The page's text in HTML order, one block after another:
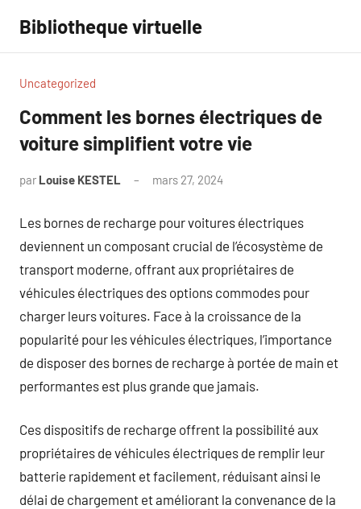
contenu
Bibliotheque virtuelle
Uncategorized
Comment les bornes électriques de
voiture simplifient votre vie
par Louise KESTEL mars 27, 2024
Les bornes de recharge pour voitures électriques
deviennent un composant crucial de l’écosystème de
transport moderne, offrant aux propriétaires de
véhicules électriques des options commodes pour
charger leurs voitures. Face à la croissance de la
popularité pour les véhicules électriques, l’importance
de disposer des bornes de recharge à portée de main et
performantes est plus grande que jamais.
Ces dispositifs de recharge offrent la possibilité aux
propriétaires de véhicules électriques de remplir leur
batterie rapidement et facilement, réduisant ainsi le
délai de chargement et améliorant la convenance de la